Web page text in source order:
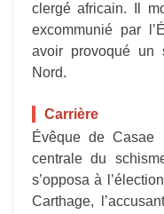
clergé africain. Il
excommunié par
avoir provoqué un
Nord.
Carrière
Évêque de Casae
centrale du
s’opposa à
Carthage,